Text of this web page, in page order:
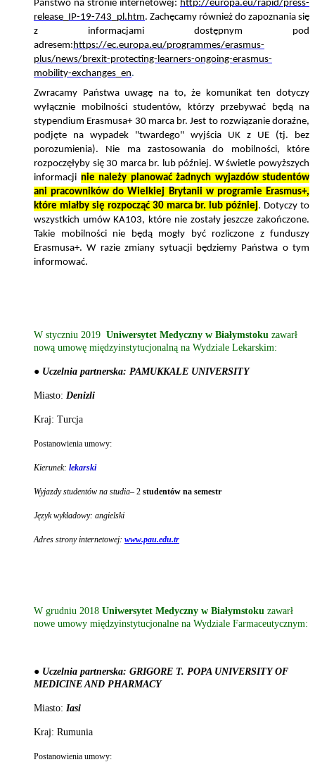
Państwo na stronie internetowej: http://europa.eu/rapid/press-
release_IP-19-743_pl.htm. Zachęcamy również do zapoznania się
z informacjami dostępnym pod
adresem: https://ec.europa.eu/programmes/erasmus-
plus/news/brexit-protecting-learners-ongoing-erasmus-
mobility-exchanges_en.
Zwracamy Państwa uwagę na to, że komunikat ten dotyczy
wyłącznie mobilności studentów, którzy przebywać będą na
stypendium Erasmusa+ 30 marca br. Jest to rozwiązanie doraźne,
podjęte na wypadek "twardego" wyjścia UK z UE (tj. bez
porozumienia). Nie ma zastosowania do mobilności, które
rozpoczęłyby się 30 marca br. lub później. W świetle powyższych
informacji nie należy planować żadnych wyjazdów studentów
ani pracowników do Wielkiej Brytanii w programie Erasmus+,
które miałby się rozpocząć 30 marca br. lub później. Dotyczy to
wszystkich umów KA103, które nie zostały jeszcze zakończone.
Takie mobilności nie będą mogły być rozliczone z funduszy
Erasmusa+. W razie zmiany sytuacji będziemy Państwa o tym
informować.
W styczniu 2019 Uniwersytet Medyczny w Białymstoku zawarł
nową umowę międzyinstytucjonalną na Wydziale Lekarskim:
● Uczelnia partnerska: PAMUKKALE UNIVERSITY
Miasto: Denizli
Kraj: Turcja
Postanowienia umowy:
Kierunek: lekarski
Wyjazdy studentów na studia– 2 studentów na semestr
Język wykładowy: angielski
Adres strony internetowej: www.pau.edu.tr
W grudniu 2018 Uniwersytet Medyczny w Białymstoku zawarł
nowe umowy międzyinstytucjonalne na Wydziale Farmaceutycznym:
● Uczelnia partnerska: GRIGORE T. POPA UNIVERSITY OF
MEDICINE AND PHARMACY
Miasto: Iasi
Kraj: Rumunia
Postanowienia umowy: